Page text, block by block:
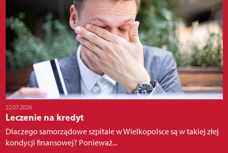
22.07.2026
Leczenie na kredyt
Dlaczego samorządowe szpitale w Wielkopolsce są w takiej złej
kondycji finansowej? Ponieważ...